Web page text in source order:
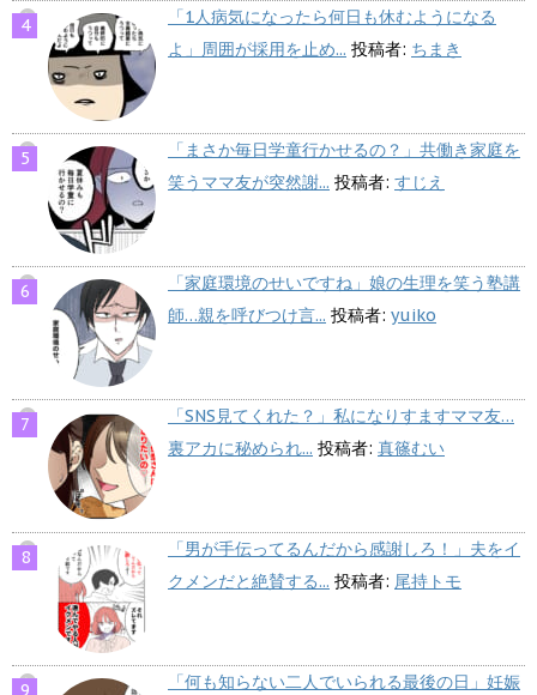
「1人病気になったら何日も休むようになる
よ」周囲が採用を止め... 投稿者: ちまき
「まさか毎日学童行かせるの？」共働き家庭を
笑うママ友が突然謝... 投稿者: すじえ
「家庭環境のせいですね」娘の生理を笑う塾講
師…親を呼びつけ言... 投稿者: yuiko
「SNS見てくれた？」私になりすますママ友…
裏アカに秘められ... 投稿者: 真篠むい
「男が手伝ってるんだから感謝しろ！」夫をイ
クメンだと絶賛する... 投稿者: 尾持トモ
「何も知らない二人でいられる最後の日」妊娠